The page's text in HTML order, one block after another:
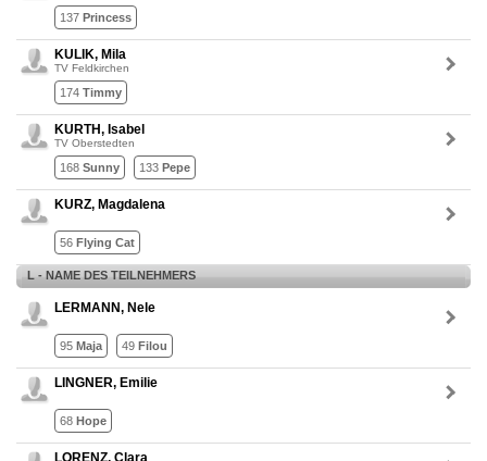
137 Princess
KULIK, Mila
TV Feldkirchen
174 Timmy
KURTH, Isabel
TV Oberstedten
168 Sunny 133 Pepe
KURZ, Magdalena
56 Flying Cat
L - NAME DES TEILNEHMERS
LERMANN, Nele
95 Maja 49 Filou
LINGNER, Emilie
68 Hope
LORENZ, Clara